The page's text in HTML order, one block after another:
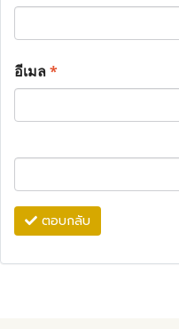
อีเมล*
ตอบกลับ